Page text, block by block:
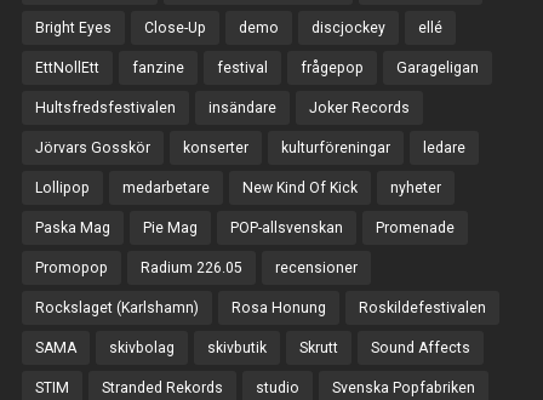
Bright Eyes Close-Up demo discjockey ellé
EttNollEtt fanzine festival frågepop Garageligan
Hultsfredsfestivalen insändare Joker Records
Jörvars Gosskör konserter kulturföreningar ledare
Lollipop medarbetare New Kind Of Kick nyheter
Paska Mag Pie Mag POP-allsvenskan Promenade
Promopop Radium 226.05 recensioner
Rockslaget (Karlshamn) Rosa Honung Roskildefestivalen
SAMA skivbolag skivbutik Skrutt Sound Affects
STIM Stranded Rekords studio Svenska Popfabriken